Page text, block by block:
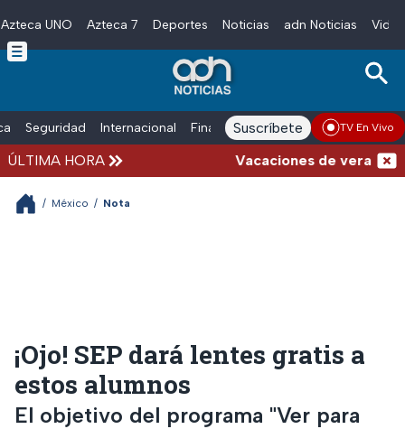
Skip to main content
Azteca UNO Azteca 7 Deportes Noticias adn Noticias
Seguridad Internacional Finanzas adn Noticias Radio
Suscríbete TV En Vivo
ÚLTIMA HORA Vacaciones de verano
/ México / Nota
¡Ojo! SEP dará lentes gratis a
estos alumnos
El objetivo del programa "Ver para